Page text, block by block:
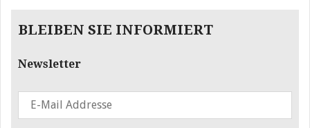
BLEIBEN SIE INFORMIERT
Newsletter